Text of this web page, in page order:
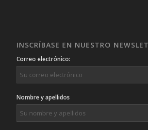
INSCRÍBASE EN NUESTRO
Correo electrónico:
Nombre y apellidos